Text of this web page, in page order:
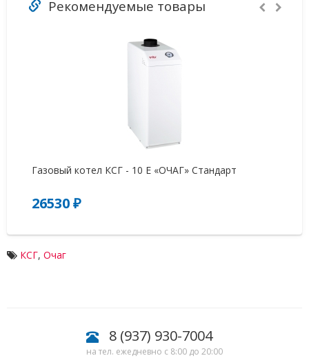
Рекомендуемые товары
Газовый котел КСГ - 10 Е «ОЧАГ» Стандарт
26530 ₽
КСГ, Очаг
8 (937) 930-7004
на тел. ежедневно с 8:00 до 20:00